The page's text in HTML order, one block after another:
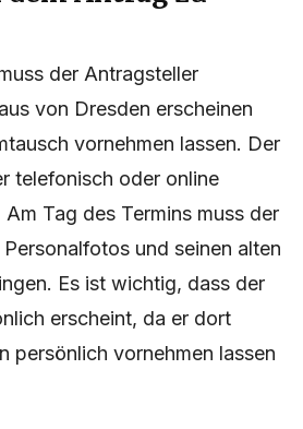
der Antragsteller
von Dresden erscheinen
vornehmen lassen. Der
telefonisch oder online
Tag des Termins muss der
und seinen alten
Es ist wichtig, dass der
erscheint, da er dort
persönlich vornehmen lassen